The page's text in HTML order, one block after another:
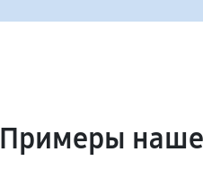
Примеры